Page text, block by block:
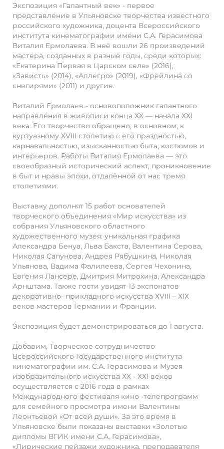
Экспозиция «Галантный век» - первое
представление в Ульяновске творчества известного
российского художника, доцента Всероссийского
института кинематографии имени С.А. Герасимова
Виталия Ермолаева. В неё вошли 26 произведений
мастера, созданных в разные годы, среди которых:
«Екатерина Первая в Царском селе» (2016),
«Зависть» (2014), «Аллегро» (2019), «Фрейлина со
снегирями» (2011) и другие.
Виталий Ермолаев - основоположник галантного
направления в живописи конца ХX — начала ХХI
века. Его творчество обращено, в основном, к
куртуазному XVIII столетию с его праздностью,
карнавальностью, изысканностью быта, костюмов и
интерьеров. Работы Виталия Ермолаева — это
своеобразный исторический аспект, проникновение
в быт и нравы эпохи, отдалённой от нас тремя
столетиями.
Выставку дополнят 15 работ основателей
творческого объединения «Мир искусства» из
собрания Ульяновского областного
художественного музея: уникальная графика
Александра Бенуа, Льва Бакста, Валентина Серова,
Николая Сапунова, Андрея Рябушкина, Николая
Ульянова, Вадима Фалилеева, Сергея Чехонина,
Евгения Лансере, Дмитрия Митрохина, Александра
Арнштама. Также гости увидят 13 экспонатов
декоративно- прикладного искусства ХVIII – ХIХ
веков мастеров Германии и Франции.
Экспозиция будет демонстрироваться до 1 августа.
Добавим, Творческое сотрудничество
Всероссийского Государственного института
кинематографии им. С.А. Герасимова и Музея
изобразительного искусства ХХ - ХХI веков
осуществляется с 2016 года в рамках
Международного фестиваля кино -телепрограмм
для семейного просмотра имени Валентины
Леонтьевой «От всей души». За это время в
Ульяновске были показаны выставки «Золотые
дипломы ВГИК имени С.А. Герасимова»,
«Лирические пейзажи художника, преподавателя